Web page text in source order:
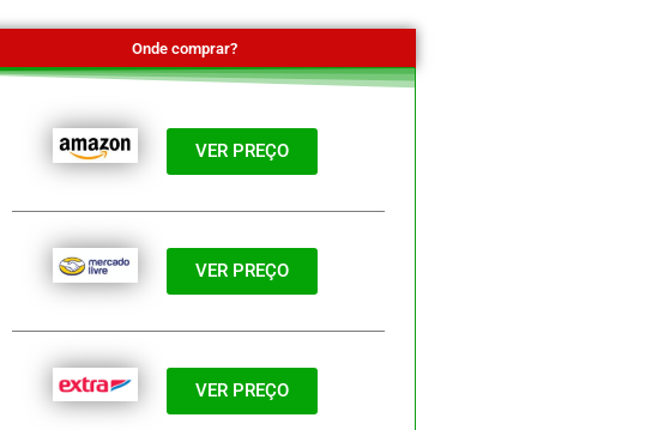
Onde comprar?
VER PREÇO
VER PREÇO
VER PREÇO